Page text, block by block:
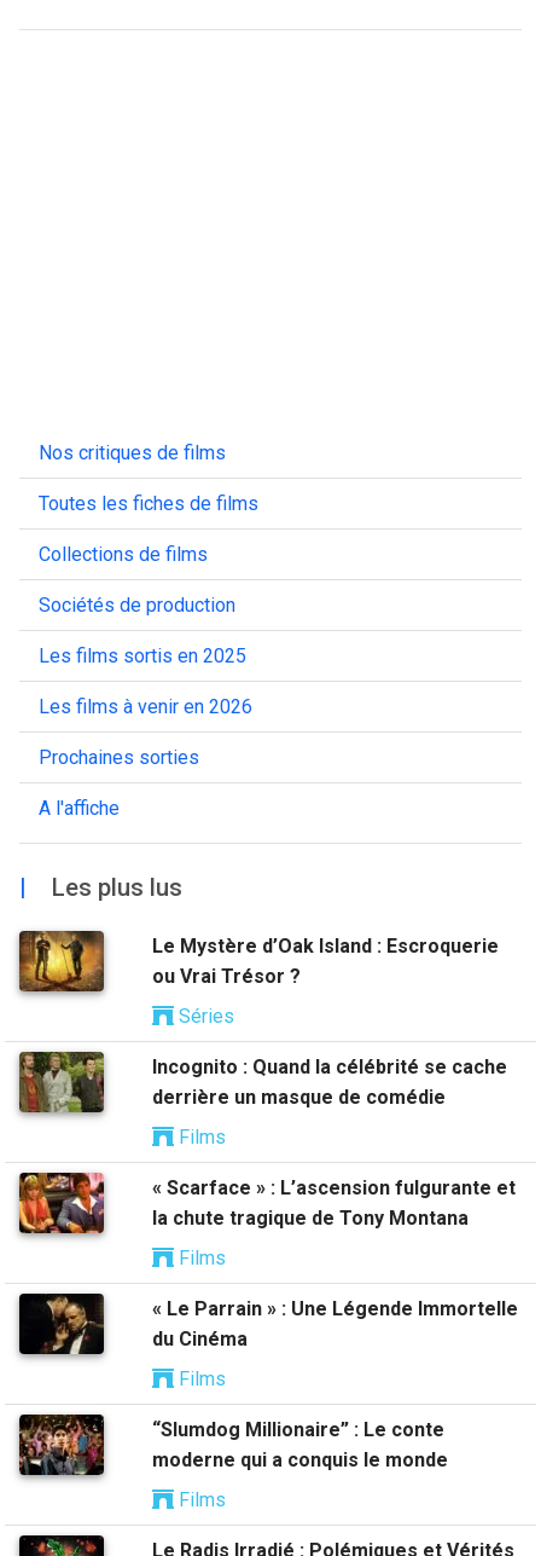
Nos critiques de films
Toutes les fiches de films
Collections de films
Sociétés de production
Les films sortis en 2025
Les films à venir en 2026
Prochaines sorties
A l'affiche
Les plus lus
Le Mystère d’Oak Island : Escroquerie
ou Vrai Trésor ?
Séries
Incognito : Quand la célébrité se cache
derrière un masque de comédie
Films
« Scarface » : L’ascension fulgurante et
la chute tragique de Tony Montana
Films
« Le Parrain » : Une Légende Immortelle
du Cinéma
Films
“Slumdog Millionaire” : Le conte
moderne qui a conquis le monde
Films
Le Radis Irradié : Polémiques et Vérités